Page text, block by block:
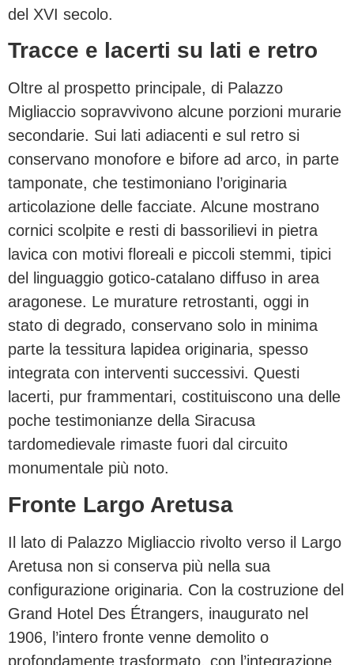
del XVI secolo.
Tracce e lacerti su lati e retro
Oltre al prospetto principale, di Palazzo
Migliaccio sopravvivono alcune porzioni murarie
secondarie. Sui lati adiacenti e sul retro si
conservano monofore e bifore ad arco, in parte
tamponate, che testimoniano l’originaria
articolazione delle facciate. Alcune mostrano
cornici scolpite e resti di bassorilievi in pietra
lavica con motivi floreali e piccoli stemmi, tipici
del linguaggio gotico-catalano diffuso in area
aragonese. Le murature retrostanti, oggi in
stato di degrado, conservano solo in minima
parte la tessitura lapidea originaria, spesso
integrata con interventi successivi. Questi
lacerti, pur frammentari, costituiscono una delle
poche testimonianze della Siracusa
tardomedievale rimaste fuori dal circuito
monumentale più noto.
Fronte Largo Aretusa
Il lato di Palazzo Migliaccio rivolto verso il Largo
Aretusa non si conserva più nella sua
configurazione originaria. Con la costruzione del
Grand Hotel Des Étrangers, inaugurato nel
1906, l’intero fronte venne demolito o
profondamente trasformato, con l’integrazione